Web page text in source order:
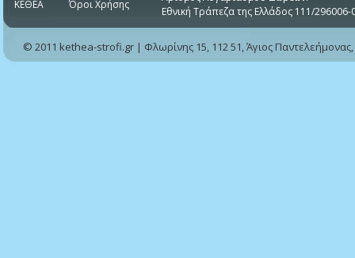
ΚΕΘΕΑ Όροι Χρήσης
Εθνική Τράπεζα της Ελλάδος 111/296006-
© 2011 kethea-strofi.gr | Φλωρίνης 15, 112 51, Άγιος Παντελεήμονας,